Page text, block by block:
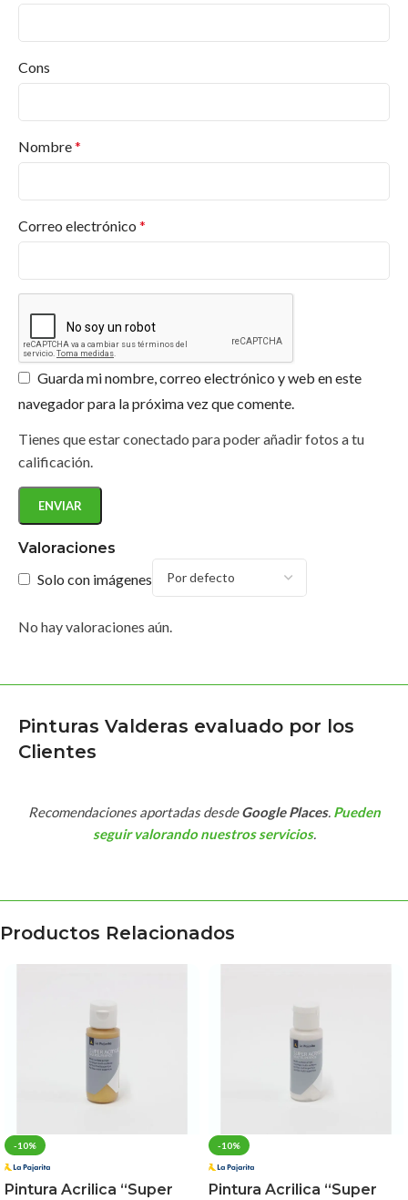
Valoraciones
Solo con imágenes
No hay valoraciones aún.
Cons
Nombre*
Correo electrónico *
Guarda mi nombre, correo electrónico y web en este
navegador para la próxima vez que comente.
Tienes que estar conectado para poder añadir fotos a tu
calificación.
Pinturas Valderas evaluado por los
Clientes
Recomendaciones aportadas desdeGoogle Places. Pueden
seguir valorando nuestros servicios.
Productos Relacionados
-10%
Pintura Acrilica “Super
-10%
Pintura Acrilica “Super